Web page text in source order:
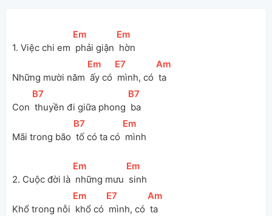
1. Việc chi em
[Em
phải giận
[Em
hờn
Những mười năm
[Em
ấy có
[E7
mình, có
[
Am
ta
Con
[B7
thuyền đi giữa phong
[B7
ba
Mãi trong bão
[B7
tố có ta có
[Em
mình
2. Cuộc đời là
[Em
những mưu
[Em
sinh
Khổ trong nỗi
[Em
khổ có
[E7
mình, có
[
Am
ta